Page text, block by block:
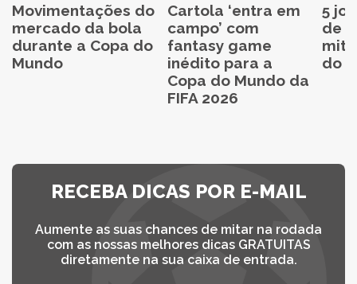
Movimentações do
mercado da bola
durante a Copa do
Mundo
Cartola ‘entra em
campo’ com
fantasy game
inédito para a
Copa do Mundo da
FIFA 2026
5
de
do
RECEBA DICAS POR E-MAIL
Aumente as suas chances de mitar na rodada
com as nossas melhores dicas GRATUITAS
diretamente na sua caixa de entrada.